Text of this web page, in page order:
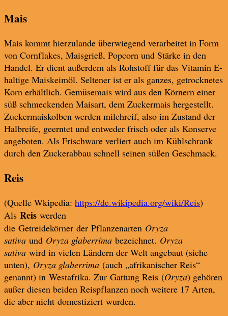
Mais
Mais kommt hierzulande überwiegend verarbeitet in Form
von Cornflakes, Maisgrieß, Popcorn und Stärke in den
Handel. Er dient außerdem als Rohstoff für das Vitamin E-
haltige Maiskeimöl. Seltener ist er als ganzes, getrocknetes
Korn erhältlich. Gemüsemais wird aus den Körnern einer
süß schmeckenden Maisart, dem Zuckermais hergestellt.
Zuckermaiskolben werden milchreif, also im Zustand der
Halbreife, geerntet und entweder frisch oder als Konserve
angeboten. Als Frischware verliert auch im Kühlschrank
durch den Zuckerabbau schnell seinen süßen Geschmack.
Reis
(Quelle Wkipedia: https://de.wikipedia.org/wiki/Reis)
Als Reis werden
die Getreidekörner der Pflanzenarten Oryza
sativa und Oryza glaberrima bezeichnet. Oryza
sativa wird in vielen Ländern der Welt angebaut (siehe
unten), Oryza glaberrima (auch „afrikanischer Reis“
genannt) in Westafrika. Zur Gattung Reis (Oryza) gehören
außer diesen beiden Reispflanzen noch weitere 17 Arten,
die aber nicht domestiziert wurden.